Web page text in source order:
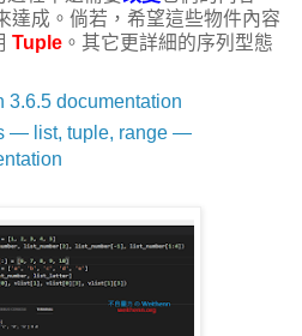
達成。倘若，希望這些物件內容
Tuple 。其它更詳細的序列型態
documentation
— list, tuple, range —